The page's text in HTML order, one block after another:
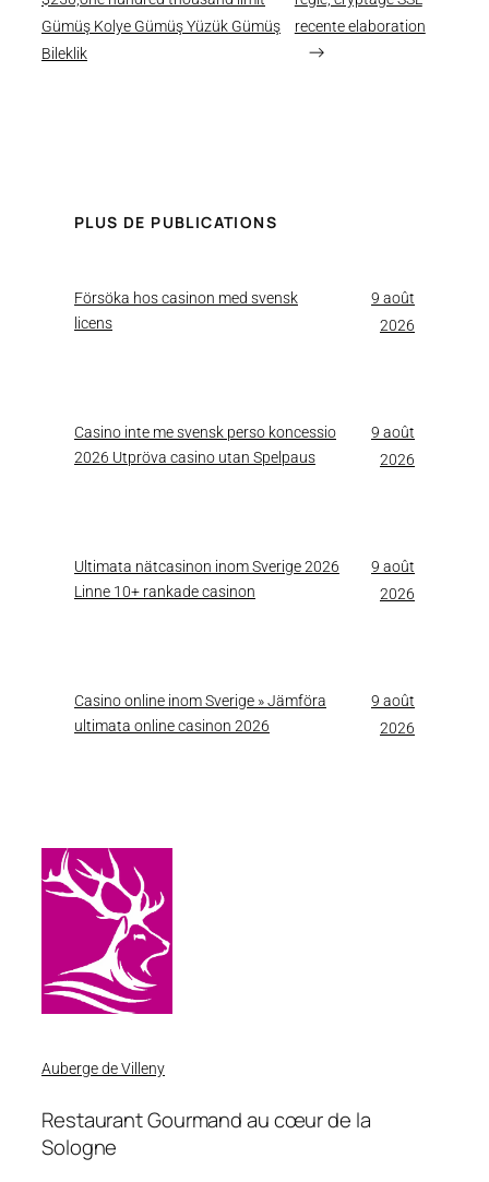
Gümüş Kolye Gümüş Yüzük Gümüş
Bileklik
recente elaboration
→
PLUS DE PUBLICATIONS
Försöka hos casinon med svensk
licens
9 août
2026
Casino inte me svensk perso koncessio
2026 Utpröva casino utan Spelpaus
9 août
2026
Ultimata nätcasinon inom Sverige 2026
Linne 10+ rankade casinon
9 août
2026
Casino online inom Sverige » Jämföra
ultimata online casinon 2026
9 août
2026
Auberge de Villeny
Restaurant Gourmand au cœur de la
Sologne